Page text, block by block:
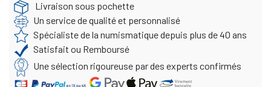
Livraison sous pochette
Un service de qualité et personnalisé
Spécialiste de la numismatique depuis plus de 40 ans
Satisfait ou Remboursé
Une sélection rigoureuse par des experts confirmés